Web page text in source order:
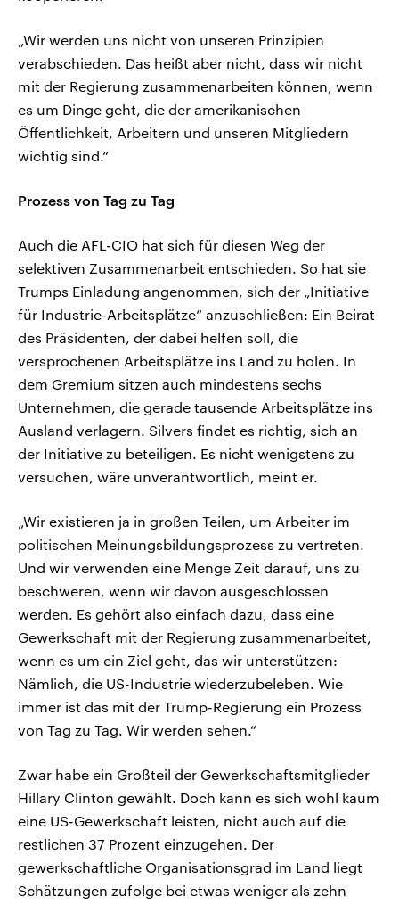
„Wir werden uns nicht von unseren Prinzipien
verabschieden. Das heißt aber nicht, dass wir nicht
mit der Regierung zusammenarbeiten können, wenn
es um Dinge geht, die der amerikanischen
Öffentlichkeit, Arbeitern und unseren Mitgliedern
wichtig sind.“
Prozess von Tag zu Tag
Auch die AFL-CIO hat sich für diesen Weg der
selektiven Zusammenarbeit entschieden. So hat sie
Trumps Einladung angenommen, sich der „Initiative
für Industrie-Arbeitsplätze“ anzuschließen: Ein Beirat
des Präsidenten, der dabei helfen soll, die
versprochenen Arbeitsplätze ins Land zu holen. In
dem Gremium sitzen auch mindestens sechs
Unternehmen, die gerade tausende Arbeitsplätze ins
Ausland verlagern. Silvers findet es richtig, sich an
der Initiative zu beteiligen. Es nicht wenigstens zu
versuchen, wäre unverantwortlich, meint er.
„Wir existieren ja in großen Teilen, um Arbeiter im
politischen Meinungsbildungsprozess zu vertreten.
Und wir verwenden eine Menge Zeit darauf, uns zu
beschweren, wenn wir davon ausgeschlossen
werden. Es gehört also einfach dazu, dass eine
Gewerkschaft mit der Regierung zusammenarbeitet,
wenn es um ein Ziel geht, das wir unterstützen:
Nämlich, die US-Industrie wiederzubeleben. Wie
immer ist das mit der Trump-Regierung ein Prozess
von Tag zu Tag. Wir werden sehen.“
Zwar habe ein Großteil der Gewerkschaftsmitglieder
Hillary Clinton gewählt. Doch kann es sich wohl kaum
eine US-Gewerkschaft leisten, nicht auch auf die
restlichen 37 Prozent einzugehen. Der
gewerkschaftliche Organisationsgrad im Land liegt
Schätzungen zufolge bei etwas weniger als zehn